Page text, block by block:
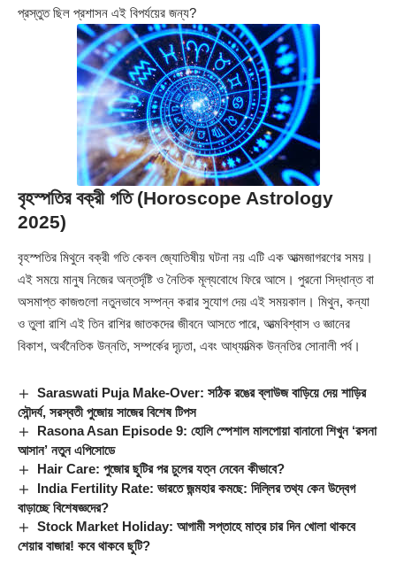
প্রস্তুত ছিল প্রশাসন এই বিপর্যয়ের জন্য?
বৃহস্পতির বক্রী গতি (Horoscope Astrology
2025)
বৃহস্পতির মিথুনে বক্রী গতি কেবল জ্যোতিষীয় ঘটনা নয় এটি এক আত্মজাগরণের সময়।
এই সময়ে মানুষ নিজের অন্তর্দৃষ্টি ও নৈতিক মূল্যবোধে ফিরে আসে। পুরনো সিদ্ধান্ত বা
অসমাপ্ত কাজগুলো নতুনভাবে সম্পন্ন করার সুযোগ দেয় এই সময়কাল। মিথুন, কন্যা
ও তুলা রাশি এই তিন রাশির জাতকদের জীবনে আসতে পারে, আত্মবিশ্বাস ও জ্ঞানের
বিকাশ, অর্থনৈতিক উন্নতি, সম্পর্কের দৃঢ়তা, এবং আধ্যাত্মিক উন্নতির সোনালী পর্ব।
Saraswati Puja Make-Over: সঠিক রঙের ব্লাউজ বাড়িয়ে দেয় শাড়ির
সৌন্দর্য, সরস্বতী পুজোয় সাজের বিশেষ টিপস
Rasona Asan Episode 9: হোলি স্পেশাল মালপোয়া বানানো শিখুন ‘রসনা
আসান’ নতুন এপিসোডে
Hair Care: পুজোর ছুটির পর চুলের যত্ন নেবেন কীভাবে?
India Fertility Rate: ভারতে জন্মহার কমছে: দিল্লির তথ্য কেন উদ্বেগ
বাড়াচ্ছে বিশেষজ্ঞদের?
Stock Market Holiday: আগামী সপ্তাহে মাত্র চার দিন খোলা থাকবে
শেয়ার বাজার! কবে থাকবে ছুটি?